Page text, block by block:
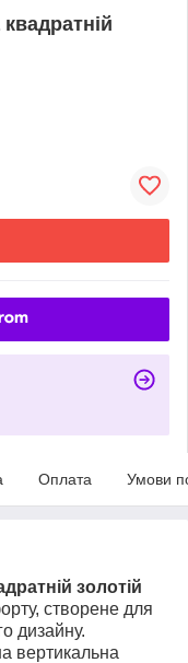
Оплата Умови
золотій
створене для
дизайну.
вертикальна